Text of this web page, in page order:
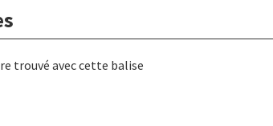
trouvé avec cette balise